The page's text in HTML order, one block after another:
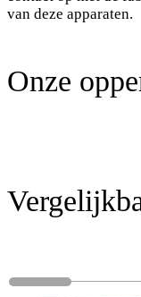
van deze apparaten.
Onze